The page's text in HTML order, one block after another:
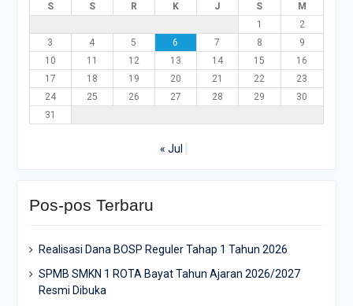
S S R K J S
M
1
2
3
4 5 6 7 8
9
10
11 12 13 14 15
16
17
18 19 20 21 22
23
24
25 26 27 28 29
30
31
« Jul
Pos-pos Terbaru
Realisasi Dana BOSP Reguler Tahap 1 Tahun 2026
SPMB SMKN 1 ROTA Bayat Tahun Ajaran 2026/2027
Resmi Dibuka